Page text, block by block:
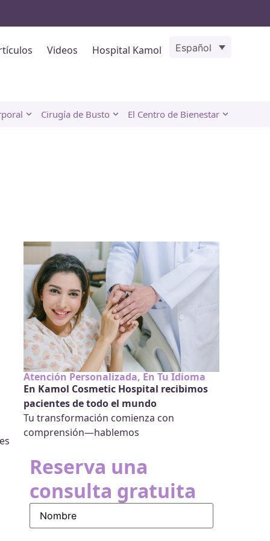
Videos Hospital Kamol Español
Cirugía de Busto El Centro de Bienestar
Atención Personalizada, En Tu Idioma
En Kamol Cosmetic Hospital recibimos
pacientes de todo el mundo
Tu transformación comienza con
comprensión—hablemos
Reserva una
consulta gratuita